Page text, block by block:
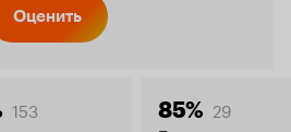
Оценить
153 85% 29